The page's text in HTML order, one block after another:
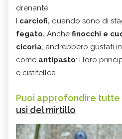
drenante.
I carciofi, quando sono di
fegato. Anche finocchi e
cicoria , andrebbero gustati
come antipasto: i loro
e cistifellea.
Puoi approfondire tutte
usi del mirtillo